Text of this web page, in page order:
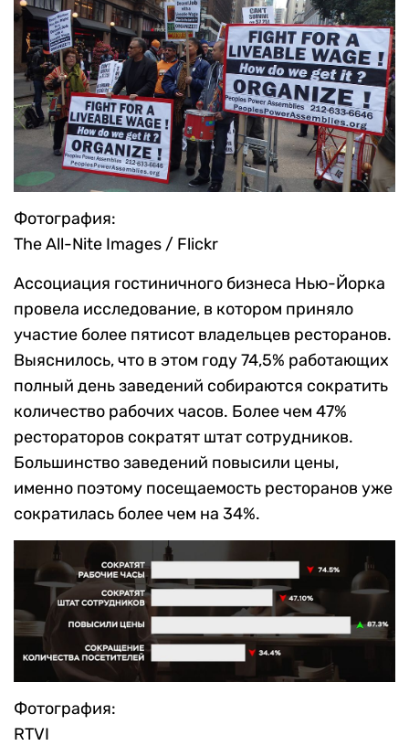
Фотография:
The All-Nite Images / Flickr
Ассоциация гостиничного бизнеса Нью-Йорка
провела исследование, в котором приняло
участие более пятисот владельцев ресторанов.
Выяснилось, что в этом году 74,5% работающих
полный день заведений собираются сократить
количество рабочих часов. Более чем 47%
рестораторов сократят штат сотрудников.
Большинство заведений повысили цены,
именно поэтому посещаемость ресторанов уже
сократилась более чем на 34%.
Фотография:
RTVI